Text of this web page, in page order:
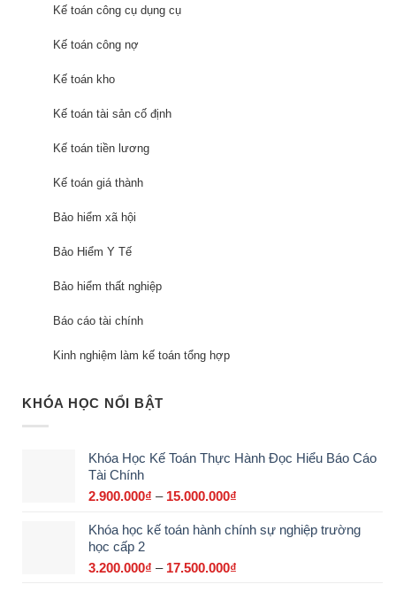
Kế toán công cụ dụng cụ
Kế toán công nợ
Kế toán kho
Kế toán tài sản cố định
Kế toán tiền lương
Kế toán giá thành
Bảo hiểm xã hội
Bảo Hiểm Y Tế
Bảo hiểm thất nghiệp
Báo cáo tài chính
Kinh nghiệm làm kế toán tổng hợp
KHÓA HỌC NỔI BẬT
Khóa Học Kế Toán Thực Hành Đọc Hiểu Báo Cáo
Tài Chính
2.900.000₫ – 15.000.000₫
từ
Khóa học kế toán hành chính sự nghiệp trường
học cấp 2
3.200.000₫ – 17.500.000₫